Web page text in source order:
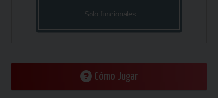
CESTA
Cómo Jugar
Solo funcionales